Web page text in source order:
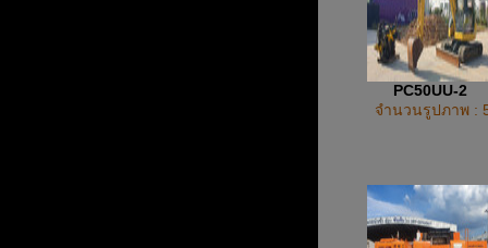
PC50UU-2
จำนวนรูปภาพ :